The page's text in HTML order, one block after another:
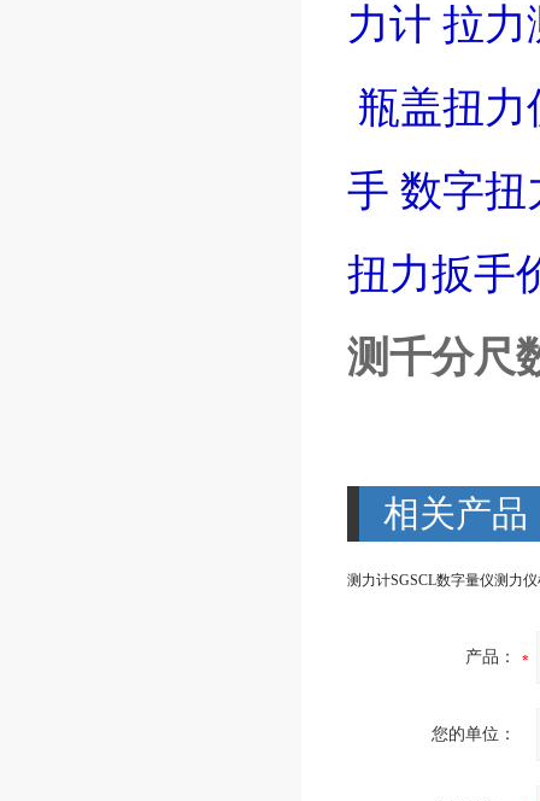
力计 拉
瓶盖扭
手 数字
扭力扳手
测千分尺
相关产品
产品：
您的单位：